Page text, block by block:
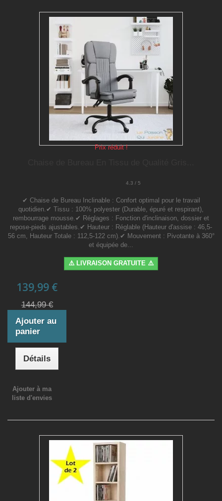
Prix réduit !
4.3 / 5
✔ Chaise de Bureau Inclinable : Confort optimal pour le travail
quotidien.✔ Tissu : 100% polyester (Durable, épuré et respirant),
rembourrage mousse.✔ Réglages : Fonction d'inclinaison, dossier et
repose-pieds ajustables.✔ Hauteur : Réglable (Hauteur d'assise : 46,5-
56 cm, Hauteur Totale : 112,5-122 cm).✔ Mouvement : Pivotante à 360°
et équipée de...
⚠️ LIVRAISON GRATUITE ⚠️
139,99 €
144,99 €
Ajouter au
panier
Détails
Ajouter à ma
liste d'envies